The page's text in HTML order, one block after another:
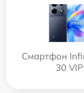
Смартфон
30 VIP